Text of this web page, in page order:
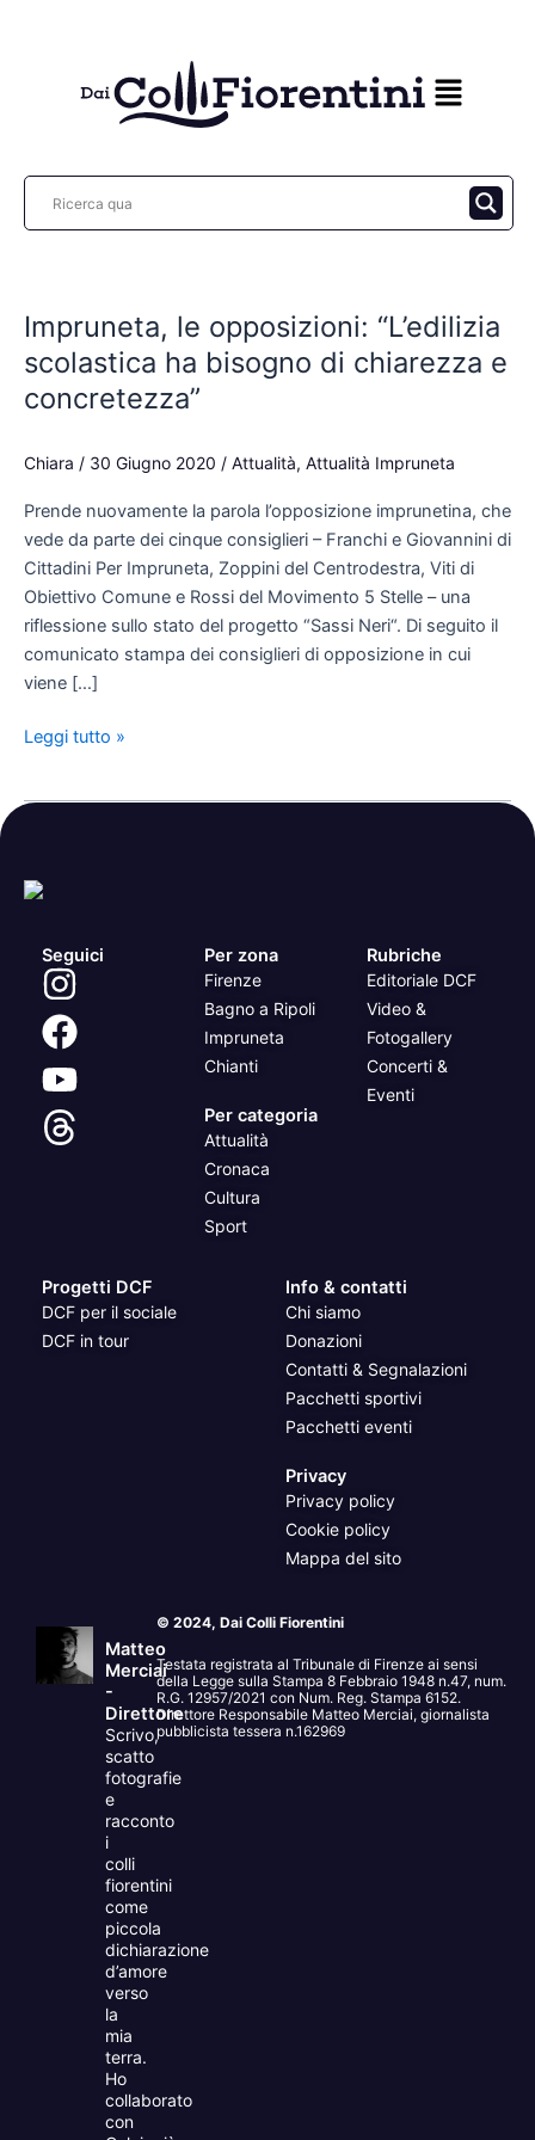
Impruneta, le opposizioni: “L’edilizia
scolastica ha bisogno di chiarezza e
concretezza”
Chiara / 30 Giugno 2020 / Attualità, Attualità Impruneta
Prende nuovamente la parola l’opposizione imprunetina, che
vede da parte dei cinque consiglieri – Franchi e Giovannini di
Cittadini Per Impruneta, Zoppini del Centrodestra, Viti di
Obiettivo Comune e Rossi del Movimento 5 Stelle – una
riflessione sullo stato del progetto “Sassi Neri“. Di seguito il
comunicato stampa dei consiglieri di opposizione in cui
viene […]
opposizioni:
“L’edilizia
ha
di
concretezza”
Leggi tutto »
Seguici Per zona
Firenze
Bagno a Ripoli
Impruneta
Chianti
Per categoria
Attualità
Cronaca
Cultura
Sport
Rubriche
Editoriale DCF
Video &
Fotogallery
Concerti &
Eventi
Progetti DCF
DCF per il sociale
DCF in tour
Info & contatti
Chi siamo
Donazioni
Contatti & Segnalazioni
Pacchetti sportivi
Pacchetti eventi
Privacy
Privacy policy
Cookie policy
Mappa del sito
Matteo
Merciai
-
Direttore
Scrivo,
scatto
fotografie
e
racconto
i
colli
fiorentini
come
piccola
dichiarazione
d’amore
verso
la
mia
terra.
Ho
collaborato
con
© 2024, Dai Colli Fiorentini
Testata registrata al Tribunale di Firenze ai sensi
della Legge sulla Stampa 8 Febbraio 1948 n.47, num.
R.G. 12957/2021 con Num. Reg. Stampa 6152.
Direttore Responsabile Matteo Merciai, giornalista
pubblicista tessera n.162969